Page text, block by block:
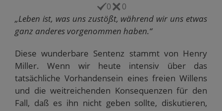
0 0
„Leben ist, was uns zustößt, während wir uns etwas
ganz anderes vorgenommen haben.“
Diese wunderbare Sentenz stammt von Henry
Miller. Wenn wir heute intensiv über das
tatsächliche Vorhandensein eines freien Willens
und die weitreichenden Konsequenzen für den
Fall, daß es ihn nicht geben sollte, diskutieren,